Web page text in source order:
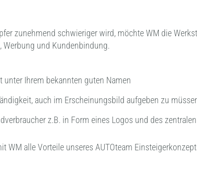
zunehmend schwieriger wird, möchte WM die
und Kundenbindung.
unter Ihrem bekannten guten Namen
auch im Erscheinungsbild aufgeben zu
z.B. in Form eines Logos und des
alle Vorteile unseres AUTOteam